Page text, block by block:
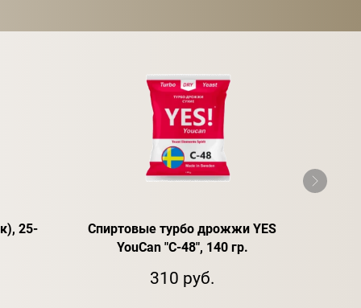
25-
Спиртовые турбо дрожжи YES
YouCan "C-48", 140 гр.
310 руб.